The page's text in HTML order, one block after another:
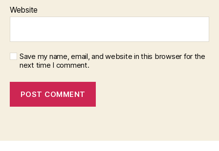
Website
Save my name, email, and website in this browser for the
next time I comment.